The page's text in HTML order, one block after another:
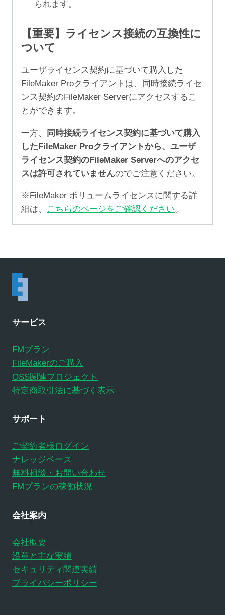
られます。
【重要】ライセンス接続の互換性に
ついて
ユーザライセンス契約に基づいて購入した
FileMaker Proクライアントは、同時接続ライセ
ンス契約のFileMaker Serverにアクセスするこ
とができます。
一方、
同時接続ライセンス契約に基づいて購入
したFileMaker Proクライアントから、ユーザ
ライセンス契約のFileMaker Serverへのアクセ
スは許可されていませんのでご注意ください。
※FileMaker ボリュームライセンスに関する詳
細は、
こちらのページをご確認ください。
サービス
FMプラン
FileMakerのご購入
OSS関連プロジェクト
特定商取引法に基づく表示
サポート
ご契約者様ログイン
ナレッジベース
無料相談・お問い合わせ
FMプランの稼働状況
会社案内
会社概要
沿革と主な実績
セキュリティ関連実績
プライバシーポリシー